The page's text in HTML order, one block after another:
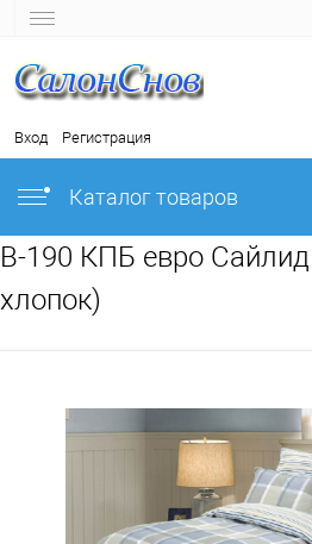
Вход Регистрация
Каталог товаров
B-190 КПБ евро
хлопок)